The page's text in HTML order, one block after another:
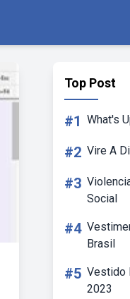
Top Post
#1 What's
#2 Vire A
#3
Social
#4
Brasil
#5 Vestido
2023